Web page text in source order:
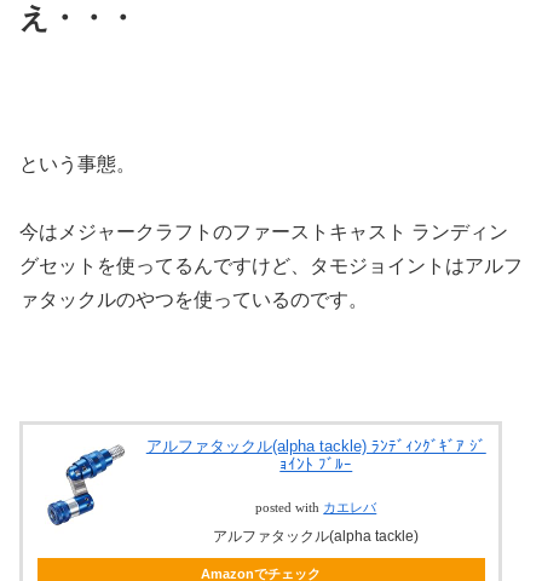
え・・・
という事態。
今はメジャークラフトのファーストキャスト ランディン
グセットを使ってるんですけど、タモジョイントはアルフ
ァタックルのやつを使っているのです。
アルファタックル(alpha tackle) ﾗﾝﾃﾞｨﾝｸﾞｷﾞｱ ｼﾞ
ｮｲﾝﾄ ﾌﾞﾙｰ
posted with カエレバ
アルファタックル(alpha tackle)
Amazonでチェック